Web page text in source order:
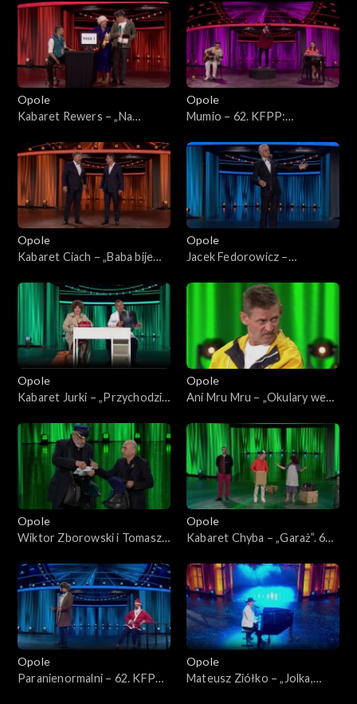
62. KFPP: Koncert „Trzy
ćwiartki Jacka Cygana”
Koncert „Trzy ćwiartki Jacka
Cygana”
Opole
Kabaret Rewers – „Na
„KabareTYM”
Opole
Mumio – 62. KFPP:
Opole
Kabaret Ciach – „Baba bije
„KabareTYM”
Opole
Jacek Fedorowicz –
„KabareTYM”
Opole
Kabaret Jurki – „Przychodzi
„KabareTYM”
Opole
Ani Mru Mru – „Okulary we
„KabareTYM”
Opole
Wiktor Zborowski i Tomasz
KFPP: „KabareTYM”
Opole
Kabaret Chyba – „Garaż”. 62.
Opole
Paranienormalni – 62. KFPP:
Opole
Mateusz Ziółko – „Jolka,